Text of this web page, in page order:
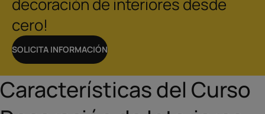
decoración de interiores desde
cero!
SOLICITA INFORMACIÓN
Características del Curso